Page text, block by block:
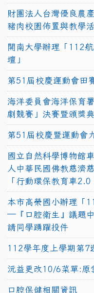
財團法人台灣優良農
豬肉校園佈置與教學活
開南大學辦理「112
壇」
第51屆校慶運動會田
海洋委員會海洋保育
劇競賽」決賽暨頒獎
第51屆校慶暨運動會
國立自然科學博物館
人中華民國佛教慈濟
「行動環保教育車
本市高榮國小辦理「
─『口腔衛生』議題
請同學踴躍投件
112學年度上學期第
沅益更改10/6菜單:原
口腔保健相關資訊